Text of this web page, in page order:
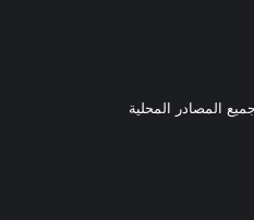
المصادر المحلية